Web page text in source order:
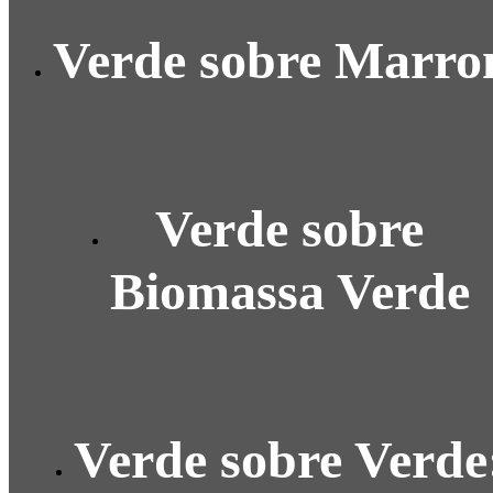
Verde sobre
Verde sobre
Biomassa Verde
Verde sobre